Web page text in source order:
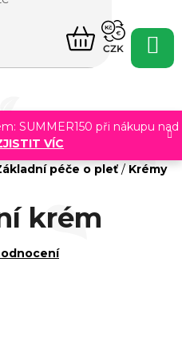
SUMMER150 při nákupu nad
VÍC
NÁKUPNÍ
KOŠÍK
CZK
péče o pleť / Krémy
krém